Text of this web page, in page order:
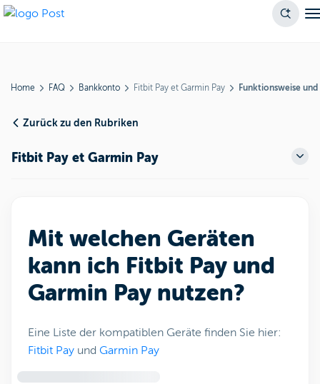
Home FAQ Bankkonto Fitbit Pay et Garmin Pay Funktionsweise
Zurück zu den Rubriken
Fitbit Pay et Garmin Pay
Mit welchen Geräten
kann ich Fitbit Pay und
Garmin Pay nutzen?
Eine Liste der kompatiblen Geräte finden Sie hier:
Fitbit Pay und Garmin Pay